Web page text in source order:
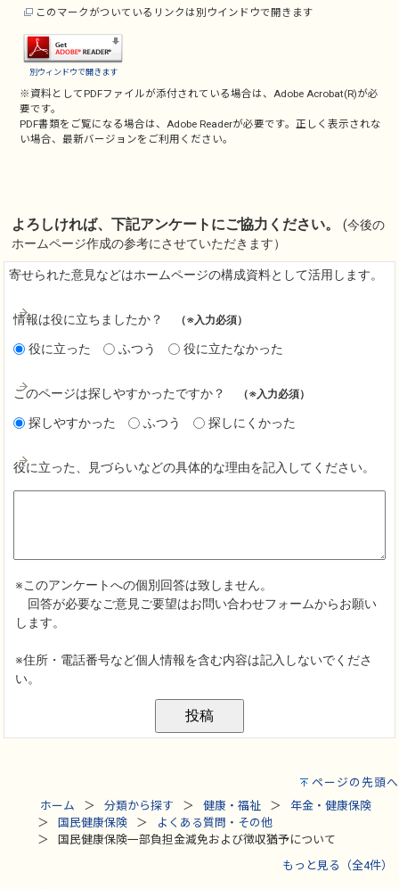
このマークがついているリンクは別ウインドウで開きます
別ウィンドウで開きます
※資料としてPDFファイルが添付されている場合は、Adobe Acrobat(R)が必
要です。
PDF書類をご覧になる場合は、Adobe Readerが必要です。正しく表示されな
い場合、最新バージョンをご利用ください。
ページの先頭へ
ホーム
分類から探す 健康・福祉
年金・健康保険
国民健康保険
よくある質問・その他
国民健康保険一部負担金減免および徴収猶予について
もっと見る（全4件）